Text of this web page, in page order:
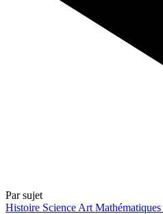
Par sujet
Histoire Science Art Mathématiques